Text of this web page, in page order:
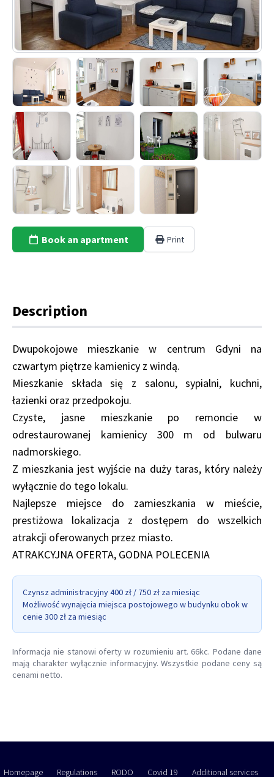
Book an apartment Print
Description
Dwupokojowe mieszkanie w centrum Gdyni na
czwartym piętrze kamienicy z windą.
Mieszkanie składa się z salonu, sypialni, kuchni,
łazienki oraz przedpokoju.
Czyste, jasne mieszkanie po remoncie w
odrestaurowanej kamienicy 300 m od bulwaru
nadmorskiego.
Z mieszkania jest wyjście na duży taras, który należy
wyłącznie do tego lokalu.
Najlepsze miejsce do zamieszkania w mieście,
prestiżowa lokalizacja z dostępem do wszelkich
atrakcji oferowanych przez miasto.
ATRAKCYJNA OFERTA, GODNA POLECENIA
Czynsz administracyjny 400 zł / 750 zł za miesiąc
Możliwość wynajęcia miejsca postojowego w budynku obok w
cenie 300 zł za miesiąc
Informacja nie stanowi oferty w rozumieniu art. 66kc. Podane dane
mają charakter wyłącznie informacyjny. Wszystkie podane ceny są
cenami netto.
Homepage Regulations RODO Covid 19 Additional services